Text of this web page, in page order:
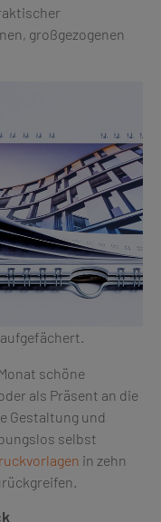
großgezogenen
schöne
als Präsent an die
Gestaltung und
selbst
in zehn